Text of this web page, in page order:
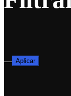
— Aplicar